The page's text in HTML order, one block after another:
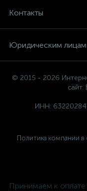
Контакты
Юридическим лицам
© 2015 - 2026
ИНН:
Политика компании
Принимаем к оплате: